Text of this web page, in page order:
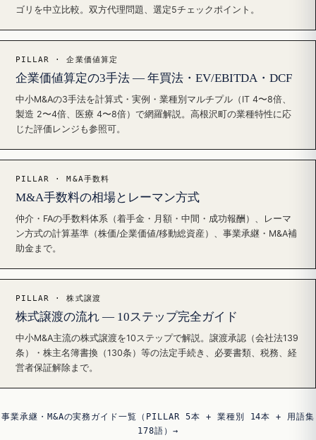
ゴリを中立比較。双方代理問題、選定5チェックポイント。
PILLAR · 企業価値算定
企業価値算定の3手法 — 年買法・EV/EBITDA・DCF
中小M&Aの3手法を計算式・実例・業種別マルチプル（IT 4〜8倍、
製造 2〜4倍、医療 4〜8倍）で網羅解説。高根沢町の業種特性に応
じた評価レンジも参照可。
PILLAR · M&A手数料
M&A手数料の相場とレーマン方式
仲介・FAの手数料体系（着手金・月額・中間・成功報酬）、レーマ
ン方式の計算基準（株価/企業価値/移動総資産）、事業承継・M&A補
助金まで。
PILLAR · 株式譲渡
株式譲渡の流れ — 10ステップ完全ガイド
中小M&A主流の株式譲渡を10ステップで解説。譲渡承認（会社法139
条）・株主名簿書換（130条）等の法定手続き、必要書類、税務、経
営者保証解除まで。
事業承継・M&Aの実務ガイド一覧（PILLAR 5本 + 業種別 14本 + 用語集
178語）→